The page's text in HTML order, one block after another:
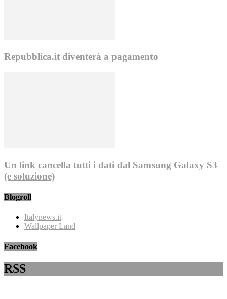
Repubblica.it diventerà a pagamento
Un link cancella tutti i dati dal Samsung Galaxy S3
(e soluzione)
Blogroll
Italynews.it
Wallpaper Land
Facebook
RSS